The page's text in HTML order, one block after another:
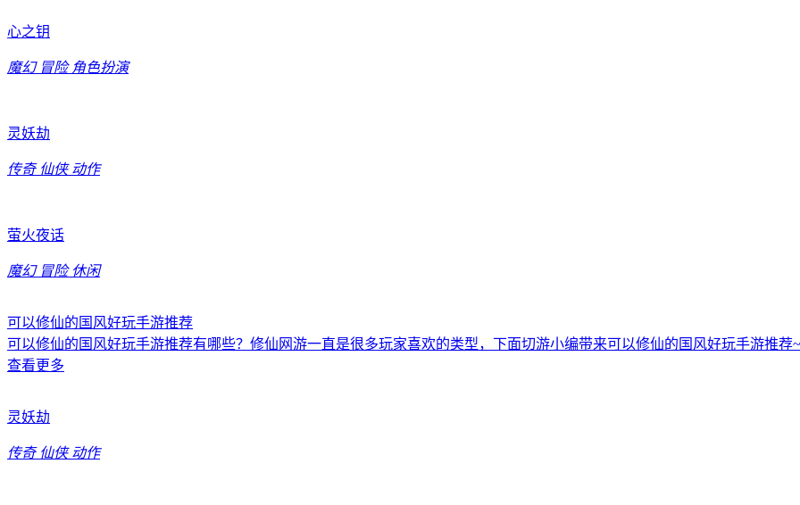
心之钥
魔幻 冒险 角色扮演
灵妖劫
传奇 仙侠 动作
萤火夜话
魔幻 冒险 休闲
可以修仙的国风好玩手游推荐
可以修仙的国风好玩手游推荐有哪些？修仙网游一直是很多玩家喜欢的类型，下面切游小编带来可以修仙的国风好玩手游推荐
查看更多
灵妖劫
传奇 仙侠 动作